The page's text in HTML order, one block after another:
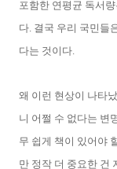
포함한 연평균 독서
다. 결국 우리 국민들
다는 것이다.
왜 이런 현상이 나타
니 어쩔 수 없다는 변
무 쉽게 책이 있어야
만 정작 더 중요한 건